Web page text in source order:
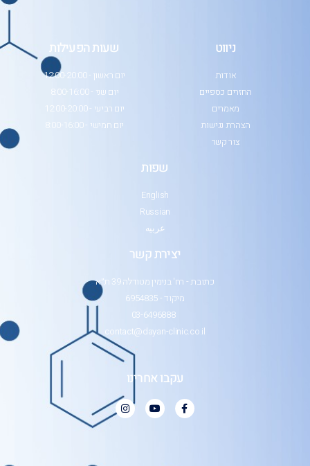
ניווט
אודות
החזרים כספיים
מאמרים
הצהרת נגישות
צור קשר
שעות הפעילות
יום ראשון - 12:00-20:00
יום שני - 8:00-16:00
יום רביעי - 12:00-20:00
יום חמישי - 8:00-16:00
שפות
English
Russian
عربيه
יצירת קשר
כתובת - רח' בנימין מטודלה 39 ת״א
מיקוד - 6954835
03-6496888
contact@dayan-clinic.co.il
עקבו אחרינו